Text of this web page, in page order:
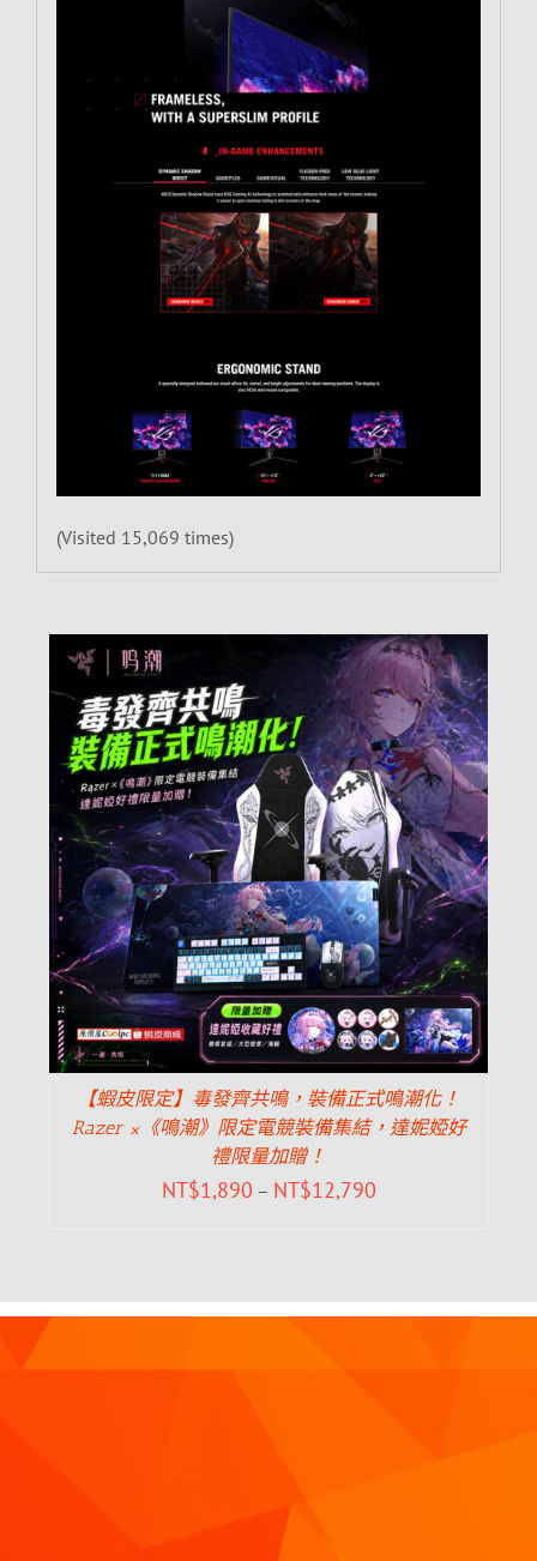
(Visited 15,069 times)
【蝦皮限定】毒發齊共鳴，裝備正式鳴潮化！
Razer ×《鳴潮》限定電競裝備集結，達妮婭好
禮限量加贈！
NT$1,890 – NT$12,790